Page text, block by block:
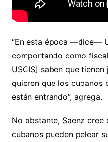
“En esta época ―dice―
comportando como
USCIS] saben que
quieren que los cubanos
están entrando”, agrega.
No obstante, Saenz cree
cubanos pueden pelear